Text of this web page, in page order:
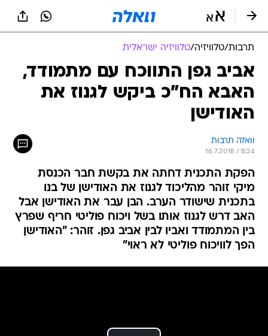
תרבות/טלוויזיה/טלוויזיה ישראלית
אביב גפן התווכח עם מתמודד,
האבא הח"כ ביקש לגנוז את
האודישן
וואלה תרבות
16.7.2018 / 8:24
הפקת התכנית דחתה את בקשת חבר הכנסת
מיקי זוהר מהליכוד לגנוז את האודישן של בנו
בתכנית שישודר הערב. הבן עבר את האודישן אבל
האב דרש לגנוז אותו בשל ויכוח פוליטי חריף שפרץ
בין המתמודד ואביו לבין אביב גפן. זוהר: "האודישן
הפך לוויכוח פוליטי לא ראוי"